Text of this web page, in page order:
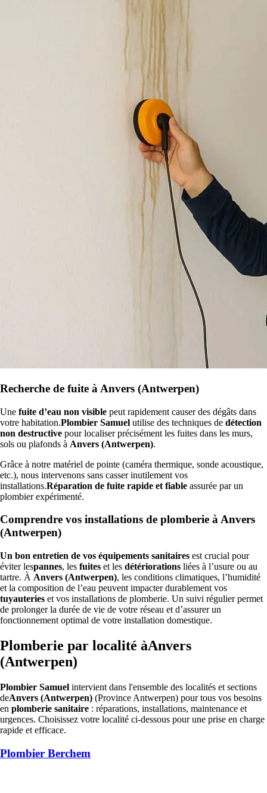
Recherche de fuite à Anvers (Antwerpen)
Une fuite d’eau non visible peut rapidement causer des dégâts dans
votre habitation.Plombier Samuel utilise des techniques de détection
non destructive pour localiser précisément les fuites dans les murs,
sols ou plafonds à Anvers (Antwerpen).
Grâce à notre matériel de pointe (caméra thermique, sonde acoustique,
etc.), nous intervenons sans casser inutilement vos
installations.Réparation de fuite rapide et fiable assurée par un
plombier expérimenté.
Comprendre vos installations de plomberie à Anvers
(Antwerpen)
Un bon entretien de vos équipements sanitaires est crucial pour
éviter lespannes, les fuites et les détériorations liées à l’usure ou au
tartre. À Anvers (Antwerpen), les conditions climatiques, l’humidité
et la composition de l’eau peuvent impacter durablement vos
tuyauteries et vos installations de plomberie. Un suivi régulier permet
de prolonger la durée de vie de votre réseau et d’assurer un
fonctionnement optimal de votre installation domestique.
Plomberie par localité àAnvers
(Antwerpen)
Plombier Samuel intervient dans l'ensemble des localités et sections
deAnvers (Antwerpen) (Province Antwerpen) pour tous vos besoins
en plomberie sanitaire : réparations, installations, maintenance et
urgences. Choisissez votre localité ci-dessous pour une prise en charge
rapide et efficace.
Plombier Berchem